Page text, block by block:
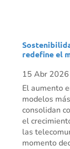
redefine el
15 Abr 2026
El aumento
modelos
consolidan
el
las
momento